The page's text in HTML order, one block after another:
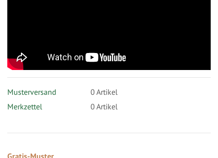
Musterversand 0 Artikel
Merkzettel
0 Artikel
Gratis-Muster